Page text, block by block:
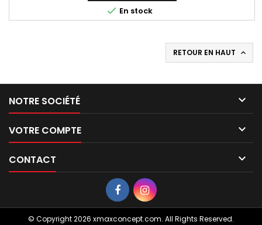
 En stock
RETOUR EN HAUT 
NOTRE SOCIÉTÉ 
VOTRE COMPTE 
CONTACT 
© Copyright 2026 xmaxconcept.com. All Rights Reserved.